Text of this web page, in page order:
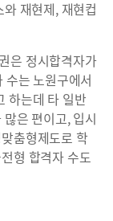
재현제, 재현컵
은 정시합격자가
는 노원구에서
하는데 타 일반
은 편이고, 입시
춤형제도로 학
형 합격자 수도